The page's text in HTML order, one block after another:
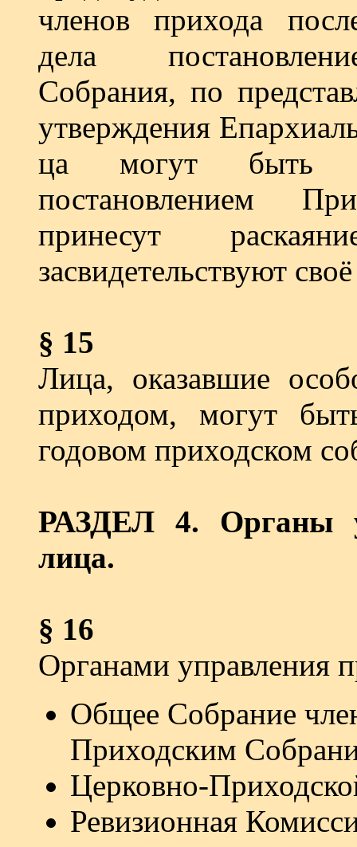
членов прихода
дела
Собрания, по
утверждения
ца могут быть
постановлением
принесут
засвидетельствуют
§ 15
Лица, оказавшие
приходом, могут
годовом приходском
РАЗДЕЛ 4. Органы
лица.
§ 16
Органами управления
Общее Собрание
Приходским
Церковно-
Ревизионная